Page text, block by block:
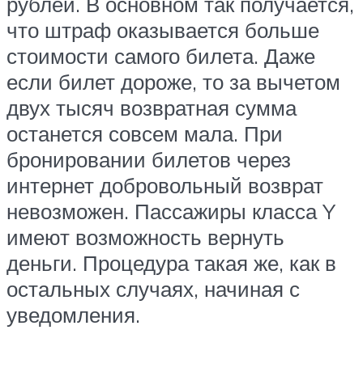
что штраф оказывается больше
стоимости самого билета. Даже
если билет дороже, то за вычетом
двух тысяч возвратная сумма
останется совсем мала. При
бронировании билетов через
интернет добровольный возврат
невозможен. Пассажиры класса Y
имеют возможность вернуть
деньги. Процедура такая же, как в
остальных случаях, начиная с
уведомления.